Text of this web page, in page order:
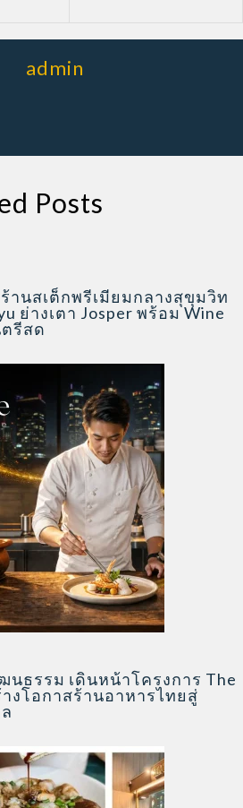
admin
Posts
ร้านสเต็กพรีเมียมกลางสุขุมวิท
ย่างเตา Josper พร้อม Wine
รีสด
นธรรม เดินหน้าโครงการ The
างโอกาสร้านอาหารไทยสู่